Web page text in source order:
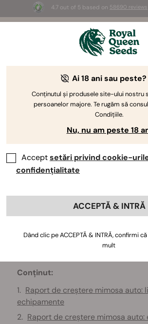
4.7 out of 5 based on 58690 reviews
☀️ Summer Sales: Up to 50%
selected products! ⏤
Raport de creștere
Conținut:
Raport de creștere mimosa auto:
echipamente
Raport de creștere mimosa auto:
Ai 18 ani sau peste?
Conținutul și produsele site-ului nostru
persoanelor majore. Te rugăm să
Condițiile.
Nu, nu am peste 18
Acceptsetări privind cookie-
confidențialitate
ACCEPTĂ & INTRĂ
Dând clic pe ACCEPTĂ & INTRĂ, confirmi
mult